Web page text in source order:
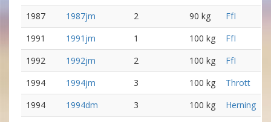
1987
1987jm 2 90 kg
FfI
1991
1991jm 1 100 kg
FfI
1992
1992jm 2 100 kg
FfI
1994
1994jm 3 100 kg
Thrott
1994
1994dm 3 100 kg
Herning